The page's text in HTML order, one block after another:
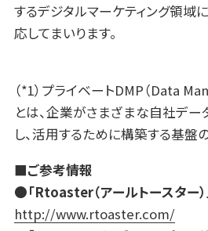
するデジタルマーケティング領域
応してまいります。
（*1）プライベートDMP（Data
とは、企業がさまざまな自社デ
し、活用するために構築する基盤の
■ご参考情報
●「Rtoaster（アールトースター）
http://www.rtoaster.com/